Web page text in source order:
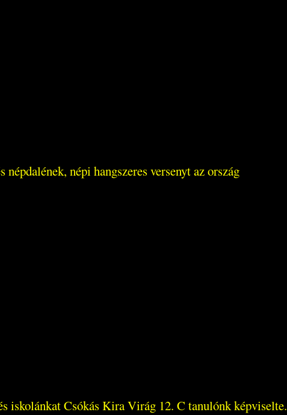
népi hangszeres versenyt az ország
iskolánkat Csókás Kira Virág 12. C tanulónk képviselte.